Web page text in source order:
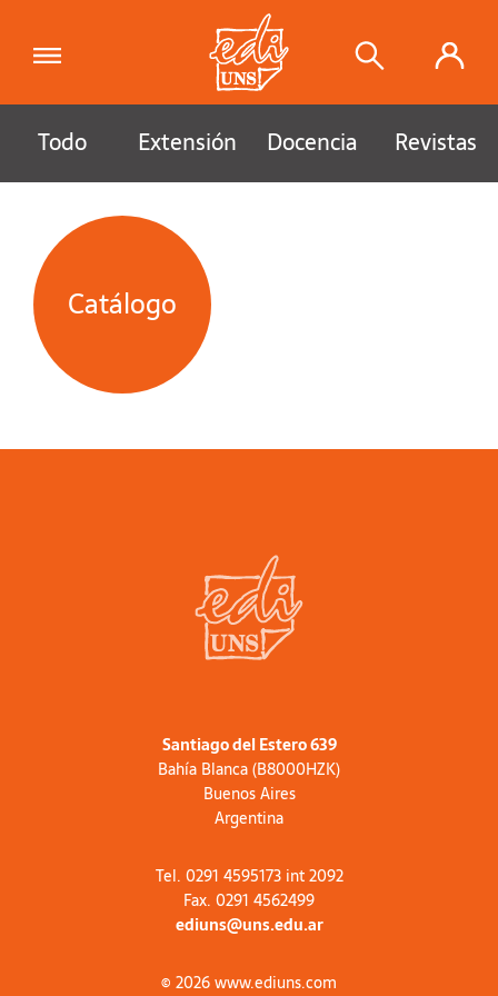
Todo Extensión Docencia Revistas
Catálogo
Santiago del Estero 639
Bahía Blanca (B8000HZK)
Buenos Aires
Argentina
Tel. 0291 4595173 int 2092
Fax. 0291 4562499
ediuns@uns.edu.ar
© 2026 www.ediuns.com